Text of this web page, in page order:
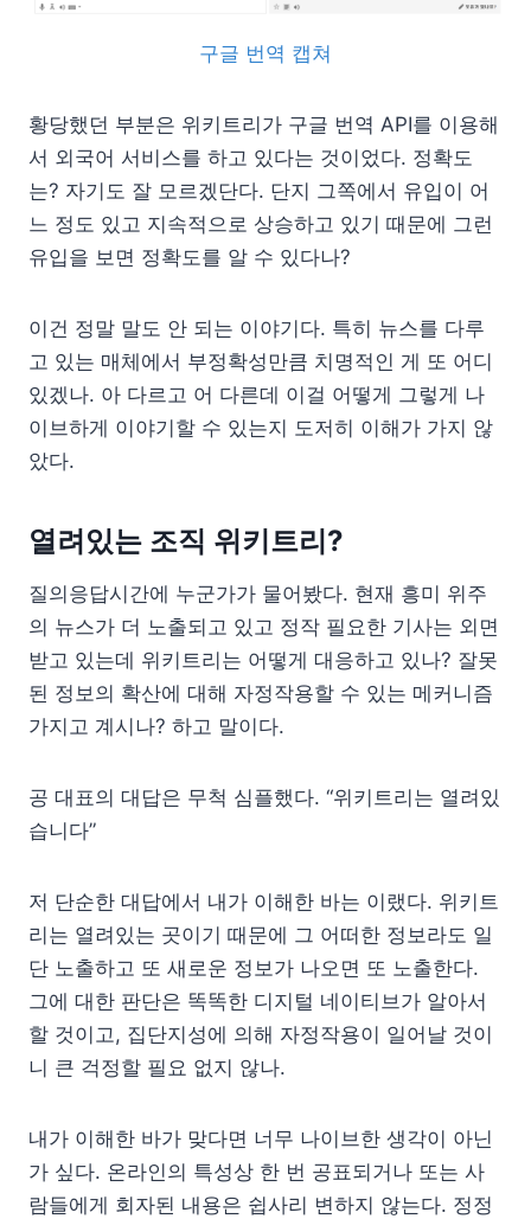
구글 번역 캡쳐
황당했던 부분은 위키트리가 구글 번역 API를 이용해
서 외국어 서비스를 하고 있다는 것이었다. 정확도
는? 자기도 잘 모르겠단다. 단지 그쪽에서 유입이 어
느 정도 있고 지속적으로 상승하고 있기 때문에 그런
유입을 보면 정확도를 알 수 있다나?
이건 정말 말도 안 되는 이야기다. 특히 뉴스를 다루
고 있는 매체에서 부정확성만큼 치명적인 게 또 어디
있겠나. 아 다르고 어 다른데 이걸 어떻게 그렇게 나
이브하게 이야기할 수 있는지 도저히 이해가 가지 않
았다.
열려있는 조직 위키트리?
질의응답시간에 누군가가 물어봤다. 현재 흥미 위주
의 뉴스가 더 노출되고 있고 정작 필요한 기사는 외면
받고 있는데 위키트리는 어떻게 대응하고 있나? 잘못
된 정보의 확산에 대해 자정작용할 수 있는 메커니즘
가지고 계시나? 하고 말이다.
공 대표의 대답은 무척 심플했다. “위키트리는 열려있
습니다”
저 단순한 대답에서 내가 이해한 바는 이랬다. 위키트
리는 열려있는 곳이기 때문에 그 어떠한 정보라도 일
단 노출하고 또 새로운 정보가 나오면 또 노출한다.
그에 대한 판단은 똑똑한 디지털 네이티브가 알아서
할 것이고, 집단지성에 의해 자정작용이 일어날 것이
니 큰 걱정할 필요 없지 않나.
내가 이해한 바가 맞다면 너무 나이브한 생각이 아닌
가 싶다. 온라인의 특성상 한 번 공표되거나 또는 사
람들에게 회자된 내용은 쉽사리 변하지 않는다. 정정